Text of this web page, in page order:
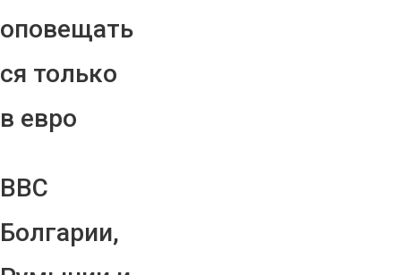
оповещать
ся только
в евро
ВВС
Болгарии,